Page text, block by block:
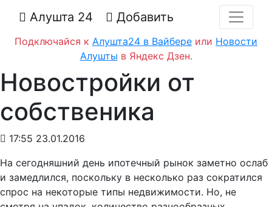
Алушта 24 Добавить
Подключайся к Алушта24 в Вайбере или Новости
Алушты в Яндекс Дзен.
Новостройки от
собственика
17:55 23.01.2016
На сегодняшний день ипотечный рынок заметно ослаб
и замедлился, поскольку в несколько раз сократился
спрос на некоторые типы недвижимости. Но, не